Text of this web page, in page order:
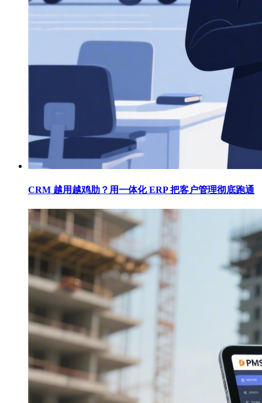
CRM 越用越鸡肋？用一体化 ERP 把客户管理彻底跑通